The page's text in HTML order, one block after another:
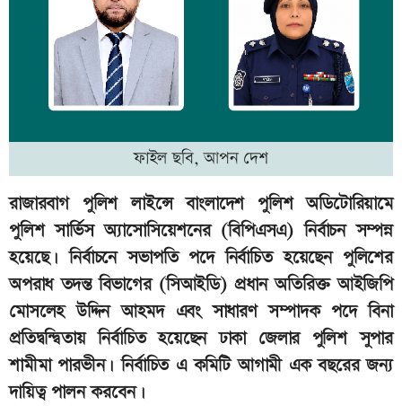
ফাইল ছবি, আপন দেশ
রাজারবাগ পুলিশ লাইন্সে বাংলাদেশ পুলিশ অডিটোরিয়ামে
পুলিশ সার্ভিস অ্যাসোসিয়েশনের (বিপিএসএ) নির্বাচন সম্পন্ন
হয়েছে। নির্বাচনে সভাপতি পদে নির্বাচিত হয়েছেন পুলিশের
অপরাধ তদন্ত বিভাগের (সিআইডি) প্রধান অতিরিক্ত আইজিপি
মোসলেহ উদ্দিন আহমদ এবং সাধারণ সম্পাদক পদে বিনা
প্রতিদ্বন্দ্বিতায় নির্বাচিত হয়েছেন ঢাকা জেলার পুলিশ সুপার
শামীমা পারভীন। নির্বাচিত এ কমিটি আগামী এক বছরের জন্য
দায়িত্ব পালন করবেন।